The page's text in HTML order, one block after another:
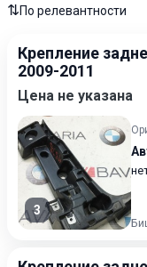
⇅По релевантности
Крепление
2009-2011
Цена не указана
3